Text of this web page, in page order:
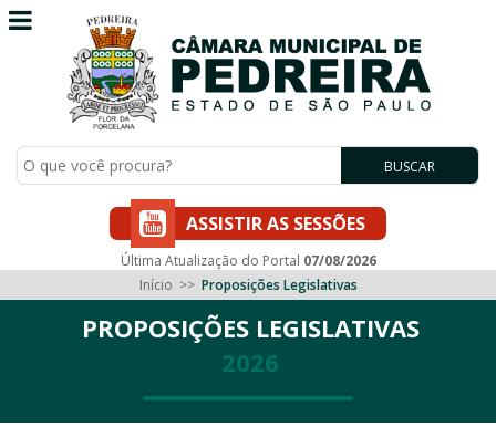
BUSCAR
ASSISTIR AS SESSÕES
Última Atualização do Portal 07/08/2026
Início >> Proposições Legislativas
PROPOSIÇÕES LEGISLATIVAS
2026